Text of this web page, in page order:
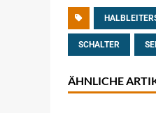
SCHALTER
ÄHNLICHE